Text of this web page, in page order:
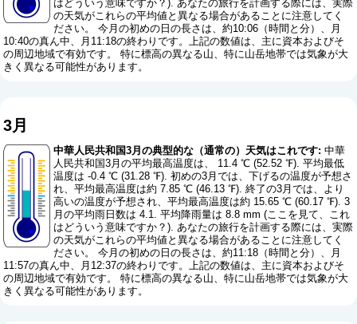
はどういう意味ですか？). あなたの旅行を計画する際には、実際
の天気がこれらの平均値と異なる場合があることに注意してく
ださい。 今月の初めの日の長さは、約10:06（時間と分）、月
10:40の真ん中、月11:18の終わりです。上記の数値は、主に資本およびそ
の周辺地域で有効です。 特に標高の異なる山、特に山岳地帯では気象が大
きく異なる可能性があります。
3月
中華人民共和国3月の典型的な（通常の）天気はこれです: 中華
人民共和国3月の平均最高温度は、 11.4 ℃ (52.52 ℉). 平均最低
温度は -0.4 ℃ (31.28 ℉). 初めの3月では、下げるの温度が予想さ
れ、平均最高温度は約 7.85 ℃ (46.13 ℉). 終了の3月では、より
高いの温度が予想され、平均最高温度は約 15.65 ℃ (60.17 ℉). 3
月の平均雨日数は 4.1. 平均降雨量は 8.8 mm ( ここを見て、これ
はどういう意味ですか？). あなたの旅行を計画する際には、実際
の天気がこれらの平均値と異なる場合があることに注意してく
ださい。 今月の初めの日の長さは、約11:18（時間と分）、月
11:57の真ん中、月12:37の終わりです。上記の数値は、主に資本およびそ
の周辺地域で有効です。 特に標高の異なる山、特に山岳地帯では気象が大
きく異なる可能性があります。